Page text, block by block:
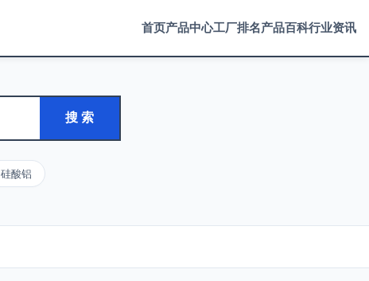
首页产品中心工厂排名产品百科行业资讯
搜 索
硅酸铝